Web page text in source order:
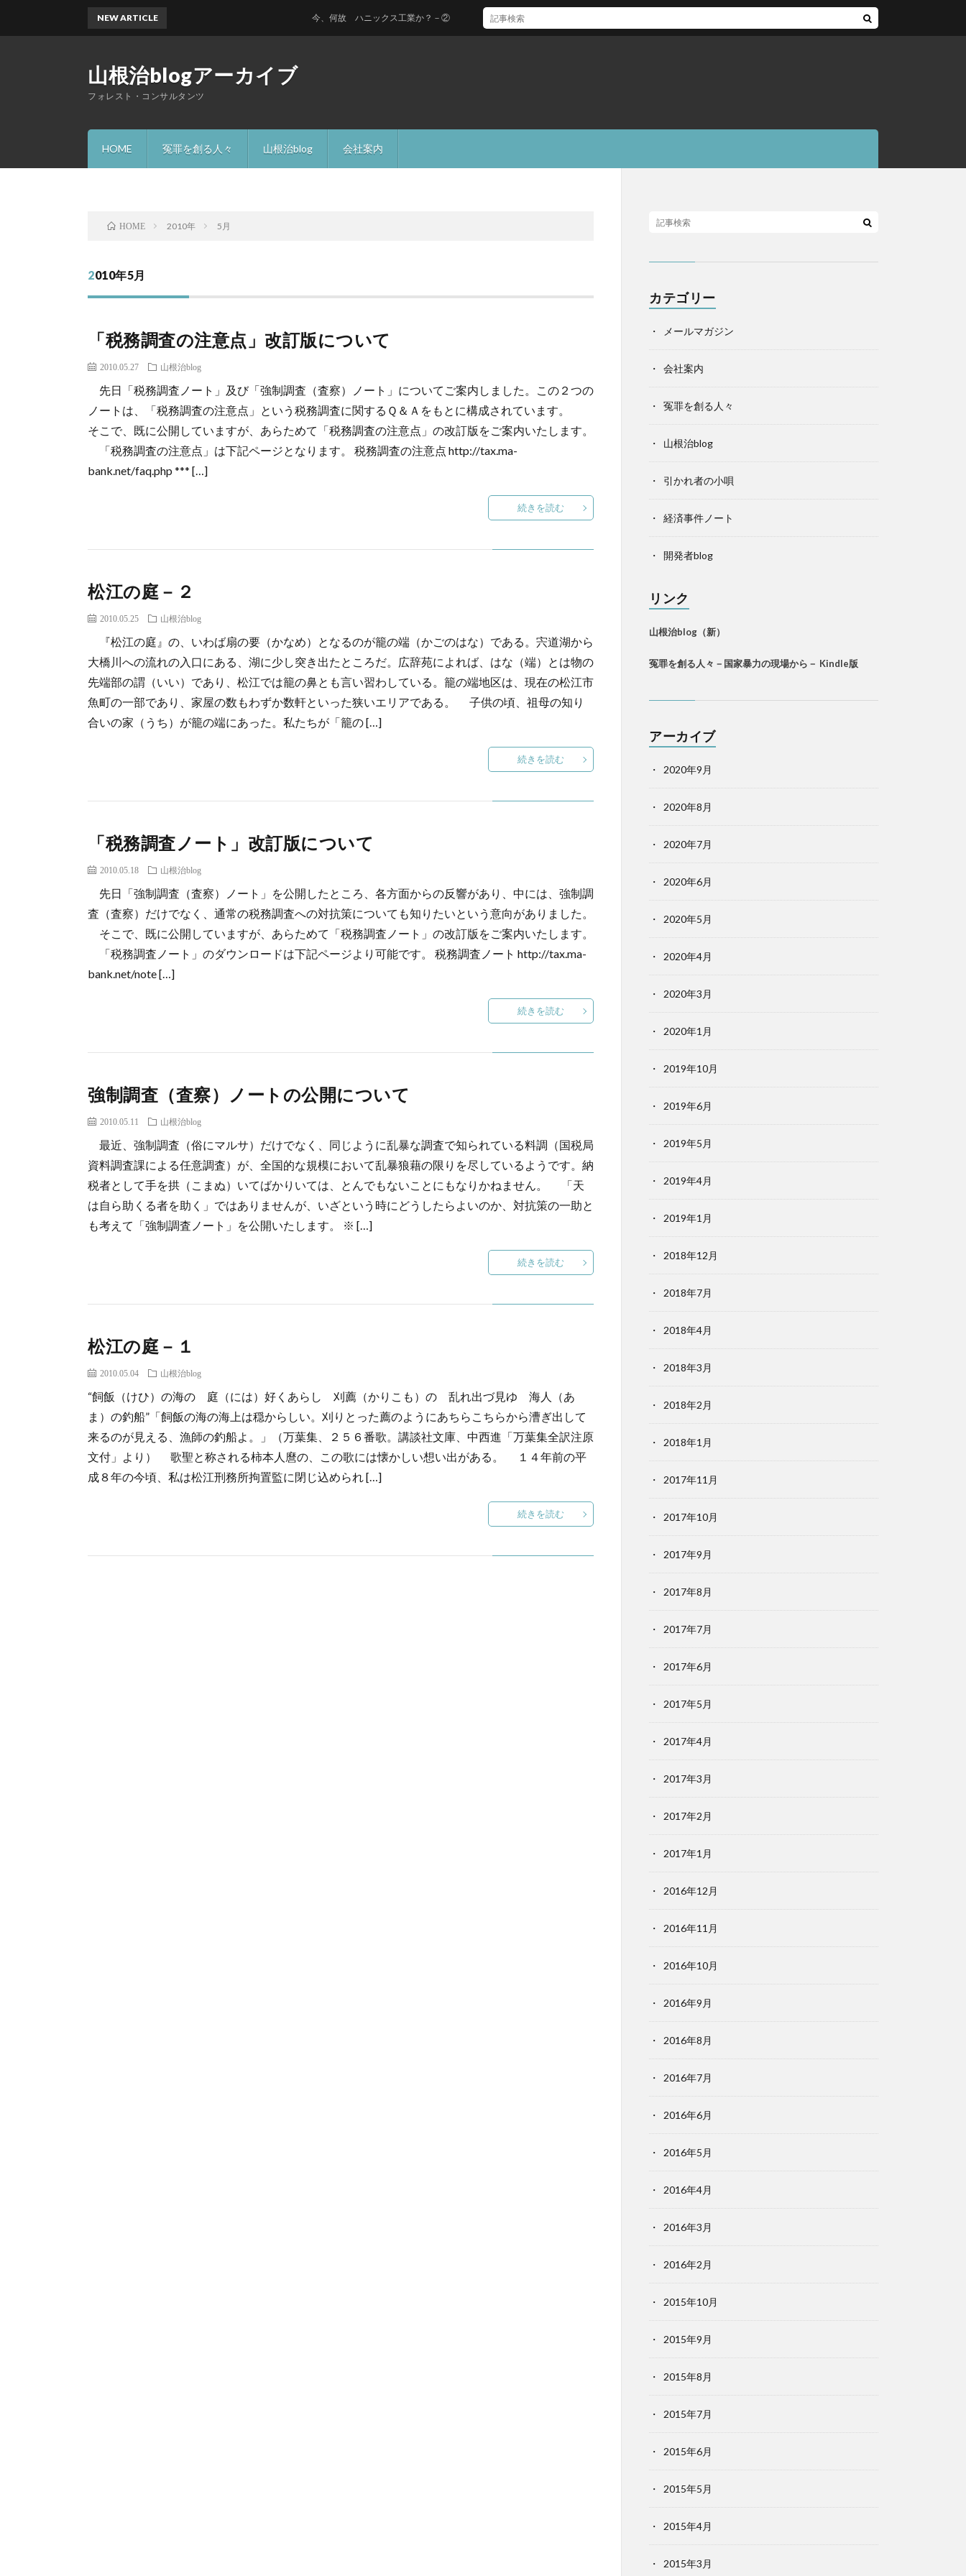
山根治blogアーカイブ
フォレスト・コンサルタンツ
HOME 冤罪を創る人々 山根治blog 会社案内
NEW ARTICLE 今、何故 ハニックス工業か？－②
HOME 2010年 5月
2010年5月
「税務調査の注意点」改訂版について
2010.05.27 山根治blog
先日「税務調査ノート」及び「強制調査（査察）ノート」についてご案内しました。この２つの
ノートは、「税務調査の注意点」という税務調査に関するＱ＆Ａをもとに構成されています。
そこで、既に公開していますが、あらためて「税務調査の注意点」の改訂版をご案内いたします。
「税務調査の注意点」は下記ページとなります。 税務調査の注意点 http://tax.ma-
bank.net/faq.php *** […]
続きを読む
松江の庭－２
2010.05.25 山根治blog
『松江の庭』の、いわば扇の要（かなめ）となるのが籠の端（かごのはな）である。宍道湖から
大橋川への流れの入口にある、湖に少し突き出たところだ。広辞苑によれば、はな（端）とは物の
先端部の謂（いい）であり、松江では籠の鼻とも言い習わしている。籠の端地区は、現在の松江市
魚町の一部であり、家屋の数もわずか数軒といった狭いエリアである。 子供の頃、祖母の知り
合いの家（うち）が籠の端にあった。私たちが「籠の […]
続きを読む
「税務調査ノート」改訂版について
2010.05.18 山根治blog
先日「強制調査（査察）ノート」を公開したところ、各方面からの反響があり、中には、強制調
査（査察）だけでなく、通常の税務調査への対抗策についても知りたいという意向がありました。
そこで、既に公開していますが、あらためて「税務調査ノート」の改訂版をご案内いたします。
「税務調査ノート」のダウンロードは下記ページより可能です。 税務調査ノート http://tax.ma-
bank.net/note […]
続きを読む
強制調査（査察）ノートの公開について
2010.05.11 山根治blog
最近、強制調査（俗にマルサ）だけでなく、同じように乱暴な調査で知られている料調（国税局
資料調査課による任意調査）が、全国的な規模において乱暴狼藉の限りを尽しているようです。納
税者として手を拱（こまぬ）いてばかりいては、とんでもないことにもなりかねません。 「天
は自ら助くる者を助く」ではありませんが、いざという時にどうしたらよいのか、対抗策の一助と
も考えて「強制調査ノート」を公開いたします。 ※ […]
続きを読む
松江の庭－１
2010.05.04 山根治blog
“飼飯（けひ）の海の 庭（には）好くあらし 刈薦（かりこも）の 乱れ出づ見ゆ 海人（あ
ま）の釣船”「飼飯の海の海上は穏からしい。刈りとった薦のようにあちらこちらから漕ぎ出して
来るのが見える、漁師の釣船よ。」（万葉集、２５６番歌。講談社文庫、中西進「万葉集全訳注原
文付」より） 歌聖と称される柿本人麿の、この歌には懐かしい想い出がある。 １４年前の平
成８年の今頃、私は松江刑務所拘置監に閉じ込められ […]
続きを読む
カテゴリー
メールマガジン
会社案内
冤罪を創る人々
山根治blog
引かれ者の小唄
経済事件ノート
開発者blog
リンク
山根治blog（新）
冤罪を創る人々－国家暴力の現場から－ Kindle版
アーカイブ
2020年9月
2020年8月
2020年7月
2020年6月
2020年5月
2020年4月
2020年3月
2020年1月
2019年10月
2019年6月
2019年5月
2019年4月
2019年1月
2018年12月
2018年7月
2018年4月
2018年3月
2018年2月
2018年1月
2017年11月
2017年10月
2017年9月
2017年8月
2017年7月
2017年6月
2017年5月
2017年4月
2017年3月
2017年2月
2017年1月
2016年12月
2016年11月
2016年10月
2016年9月
2016年8月
2016年7月
2016年6月
2016年5月
2016年4月
2016年3月
2016年2月
2015年10月
2015年9月
2015年8月
2015年7月
2015年6月
2015年5月
2015年4月
2015年3月